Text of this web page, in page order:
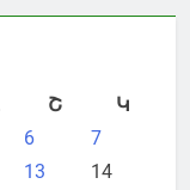
Շ
Կ
6
7
13 14